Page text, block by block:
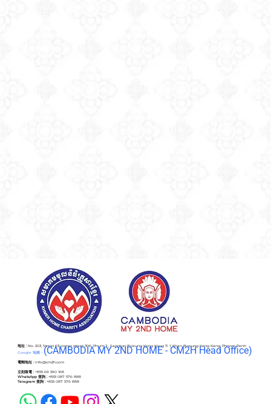
地址 :No. 203, Street 63 corner street 306, Phum 2 , Sangkat Boeung Keng Kang Ti 1, Khan Boeung Keng Kang, Phnom Penh
Google 地圖 - (CAMBODIA MY 2ND HOME - CM2H Head Office)
電郵地址 : info@cm2h.com
立刻致電 :+855 69 590 168
WhatsApp 查詢 :+855 087 576 888
Telegram 查詢 :+855 087 576 888